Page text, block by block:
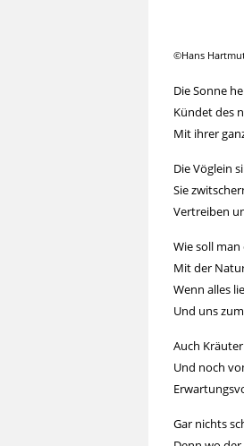
©Hans
Die Sonne
Kündet des
Mit ihrer
Die Vöglein
Sie
Vertreiben
Wie soll
Mit der
Wenn alles
Und uns
Auch
Und noch
Gar nichts